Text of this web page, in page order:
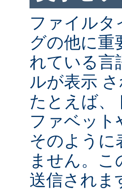
ファイルタ
グの他に重
れている言
ルが表示
たとえば、
ファベット
そのように
ません。
送信されま